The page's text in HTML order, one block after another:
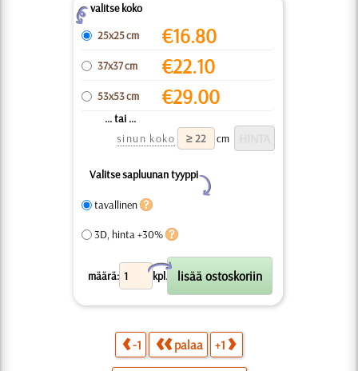
Zvalitse koko
25x25 cm
€16.80
37x37 cm €22.10
53x53 cm €29.00
... tai ...
sinun koko
cm
Valitse sapluunan tyyppi
Y
tavallinen
3D, hinta +30%
määrä: kpl.
X
-1 palaa +1